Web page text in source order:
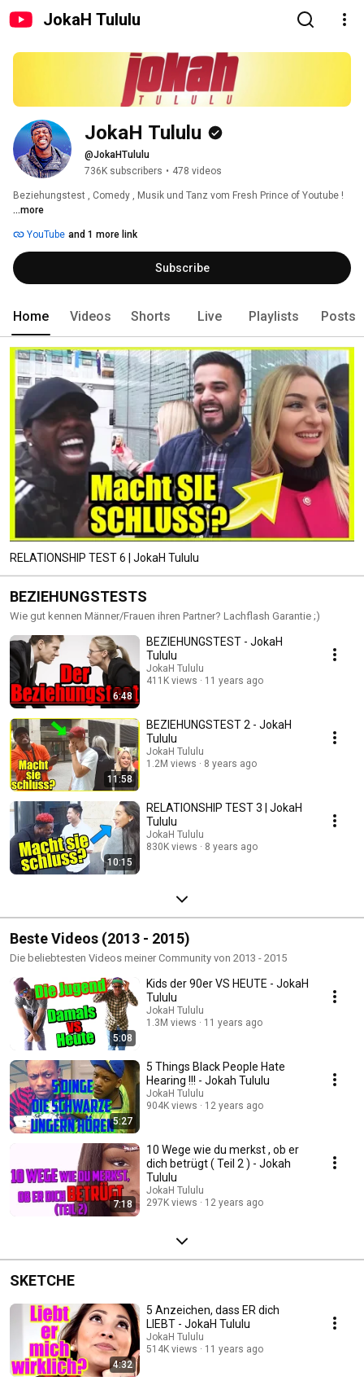
JokaH Tululu
JokaH Tululu
@JokaHTululu
736K subscribers • 478 videos
Beziehungstest , Comedy , Musik und Tanz vom Fresh Prince of Youtube !
...more
YouTube and 1 more link
Subscribe
Home Videos Shorts Live Playlists Posts
RELATIONSHIP TEST 6 | JokaH Tululu
BEZIEHUNGSTESTS
Wie gut kennen Männer/Frauen ihren Partner? Lachflash Garantie ;)
6:48
BEZIEHUNGSTEST - JokaH
Tululu
JokaH Tululu
411K views
11 years ago
11:58
BEZIEHUNGSTEST 2 - JokaH
Tululu
JokaH Tululu
1.2M views
8 years ago
10:15
RELATIONSHIP TEST 3 | JokaH
Tululu
JokaH Tululu
830K views
8 years ago
Beste Videos (2013 - 2015)
Die beliebtesten Videos meiner Community von 2013 - 2015
5:08
Kids der 90er VS HEUTE - JokaH
Tululu
JokaH Tululu
1.3M views
11 years ago
5:27
5 Things Black People Hate
Hearing !!! - Jokah Tululu
JokaH Tululu
904K views
12 years ago
7:18
10 Wege wie du merkst , ob er
dich betrügt ( Teil 2 ) - Jokah
Tululu
JokaH Tululu
297K views
12 years ago
SKETCHE
4:32
5 Anzeichen, dass ER dich
LIEBT - JokaH Tululu
JokaH Tululu
514K views
11 years ago